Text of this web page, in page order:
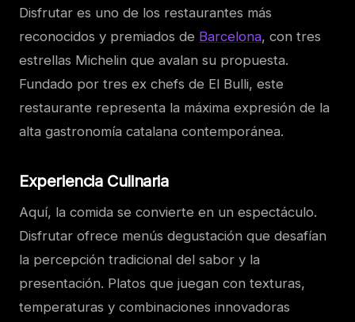
Disfrutar es uno de los restaurantes más
reconocidos y premiados de Barcelona, con tres
estrellas Michelin que avalan su propuesta.
Fundado por tres ex chefs de El Bulli, este
restaurante representa la máxima expresión de la
alta gastronomía catalana contemporánea.
Experiencia Culinaria
Aquí, la comida se convierte en un espectáculo.
Disfrutar ofrece menús degustación que desafían
la percepción tradicional del sabor y la
presentación. Platos que juegan con texturas,
temperaturas y combinaciones innovadoras